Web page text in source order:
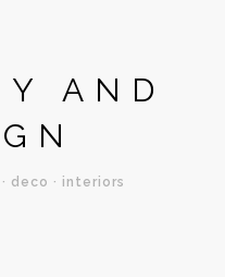
AND
deco · interiors